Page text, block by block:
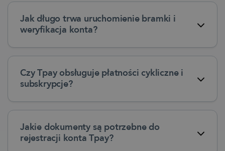
Jak długo trwa uruchomienie bramki i
weryfikacja konta?
Czy Tpay obsługuje płatności cykliczne i
subskrypcje?
Jakie dokumenty są potrzebne do
rejestracji konta Tpay?